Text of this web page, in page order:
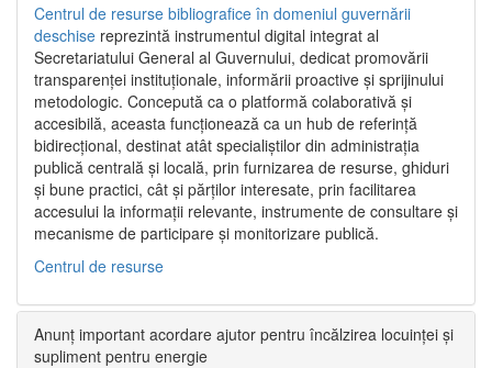
Centrul de resurse bibliografice în domeniul guvernării
deschise reprezintă instrumentul digital integrat al
Secretariatului General al Guvernului, dedicat promovării
transparenței instituționale, informării proactive și sprijinului
metodologic. Concepută ca o platformă colaborativă și
accesibilă, aceasta funcționează ca un hub de referință
bidirecțional, destinat atât specialiștilor din administrația
publică centrală și locală, prin furnizarea de resurse, ghiduri
și bune practici, cât și părților interesate, prin facilitarea
accesului la informații relevante, instrumente de consultare și
mecanisme de participare și monitorizare publică.
Centrul de resurse
Anunț important acordare ajutor pentru încălzirea locuinței și
supliment pentru energie